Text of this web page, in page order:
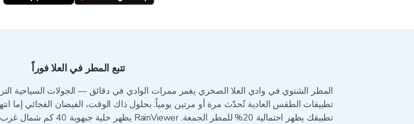
تتبع المطر في العلا فوراً
المطر الشتوي في وادي العلا الصخري يغمر ممرات الوادي في دقائق — الجولات السياحية
تطبيقات الطقس العادية تُحدّث مرة أو مرتين يومياً. بحلول ذاك الوقت، الفيضان الفجائي إما
تطبيقك يظهر احتمالية 20% للمطر الجمعة. RainViewer يظهر خلية جبهوية 40 كم شمال غرب وادي العلا، وتصل إلى الحجر في 35 دقيقة.